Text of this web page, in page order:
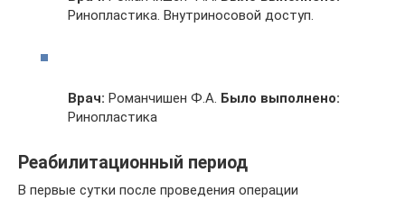
Ринопластика. Внутриносовой доступ.
Врач: Романчишен Ф.А. Было выполнено:
Ринопластика
Реабилитационный период
В первые сутки после проведения операции